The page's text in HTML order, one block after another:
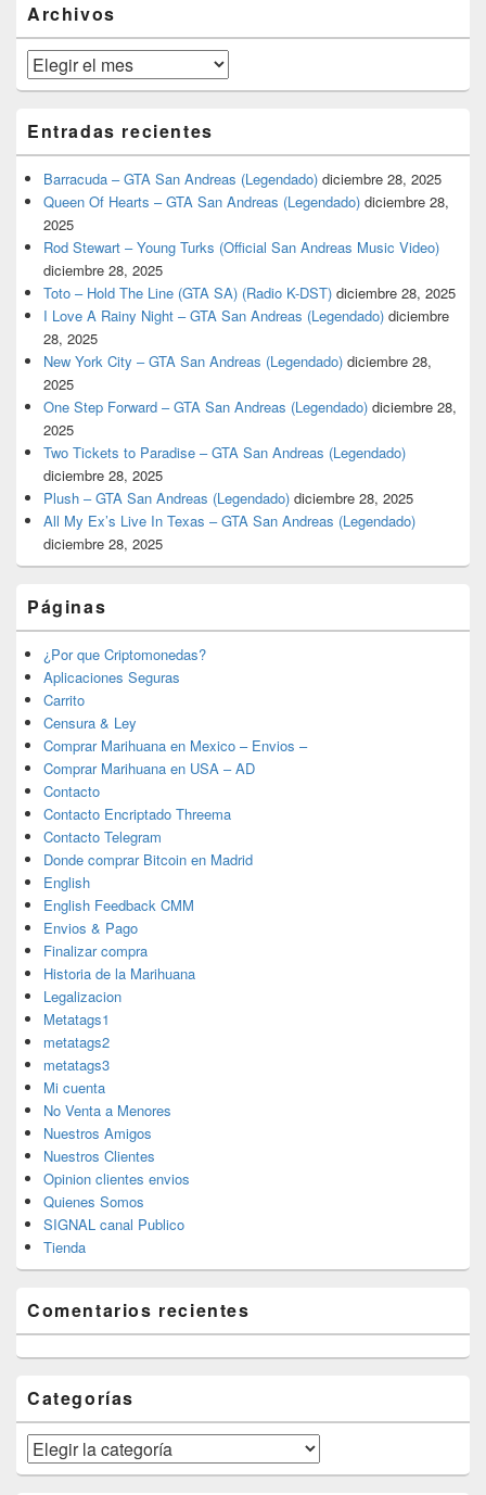
lateral
primaria
Archivos
Archivos
Entradas recientes
Barracuda – GTA San Andreas (Legendado) diciembre 28, 2025
Queen Of Hearts – GTA San Andreas (Legendado) diciembre 28,
2025
Rod Stewart – Young Turks (Official San Andreas Music Video)
diciembre 28, 2025
Toto – Hold The Line (GTA SA) (Radio K-DST) diciembre 28, 2025
I Love A Rainy Night – GTA San Andreas (Legendado) diciembre
28, 2025
New York City – GTA San Andreas (Legendado) diciembre 28,
2025
One Step Forward – GTA San Andreas (Legendado) diciembre 28,
2025
Two Tickets to Paradise – GTA San Andreas (Legendado)
diciembre 28, 2025
Plush – GTA San Andreas (Legendado) diciembre 28, 2025
All My Ex’s Live In Texas – GTA San Andreas (Legendado)
diciembre 28, 2025
Páginas
¿Por que Criptomonedas?
Aplicaciones Seguras
Carrito
Censura & Ley
Comprar Marihuana en Mexico – Envios –
Comprar Marihuana en USA – AD
Contacto
Contacto Encriptado Threema
Contacto Telegram
Donde comprar Bitcoin en Madrid
English
English Feedback CMM
Envios & Pago
Finalizar compra
Historia de la Marihuana
Legalizacion
Metatags1
metatags2
metatags3
Mi cuenta
No Venta a Menores
Nuestros Amigos
Nuestros Clientes
Opinion clientes envios
Quienes Somos
SIGNAL canal Publico
Tienda
Comentarios recientes
Categorías
Categorías